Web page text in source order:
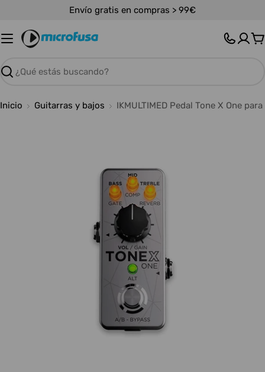
contenido
Envío gratis en compras > 99€
Buscar
Inicio Guitarras y bajos IKMULTIMED Pedal Tone X One